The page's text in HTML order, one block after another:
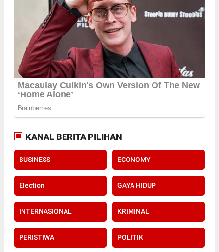
KANAL BERITA PILIHAN
BUSINESS ECONOMY
Election GAYA HIDUP
INTERNASIONAL KRIMINAL
PERISTIWA POLITIK